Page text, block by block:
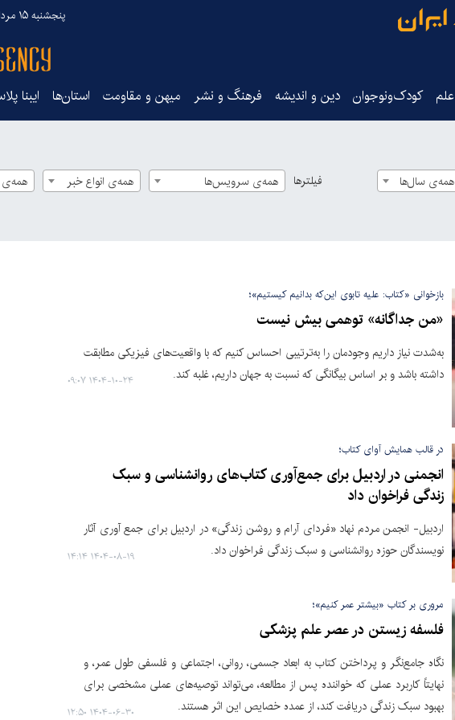
پنجشنبه ۱۵ مرداد ۱۴۰۵
علم کودک‌ونوجوان دین و اندیشه فرهنگ و نشر میهن و مقاومت استان‌ها ایبنا
همه‌ی سال‌ها فیلترها همه‌ی سرویس‌ها همه‌ی انواع خبر
بازخوانی «کتاب: علیه تابوی این‌که بدانیم کیستیم»؛
«من جداگانه» توهمی بیش نیست
به‌شدت نیاز داریم وجودمان را به‌ترتیبی احساس کنیم که با واقعیت‌های فیزیکی مطابقت
داشته باشد و بر اساس بیگانگی که نسبت به جهان داریم، غلبه کند.
۱۴۰۴-۱۰-۲۴ ۰۹:۰۷
در قالب همایش آوای کتاب؛
انجمنی در اردبیل برای جمع‌آوری کتاب‌های روانشناسی و سبک
زندگی فراخوان داد
اردبیل- انجمن مردم نهاد «فردای آرام و روشن زندگی» در اردبیل برای جمع آوری آثار
نویسندگان حوزه روانشناسی و سبک زندگی فراخوان داد.
۱۴۰۴-۰۸-۱۹ ۱۴:۱۴
مروری بر کتاب «بیشتر عمر کنیم»؛
فلسفه زیستن در عصر علم پزشکی
نگاه جامع‌نگر و پرداختن کتاب به ابعاد جسمی، روانی، اجتماعی و فلسفی طول عمر، و
نهایتاً کاربرد عملی که خواننده پس از مطالعه، می‌تواند توصیه‌های عملی مشخصی برای
بهبود سبک زندگی دریافت کند، از عمده خصایص این اثر هستند.
۱۴۰۴-۰۶-۳۰ ۱۲:۵۰